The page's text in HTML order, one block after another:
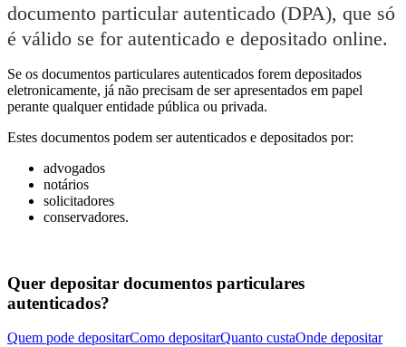
documento particular autenticado (DPA), que só
é válido se for autenticado e depositado online.
Se os documentos particulares autenticados forem depositados
eletronicamente, já não precisam de ser apresentados em papel
perante qualquer entidade pública ou privada.
Estes documentos podem ser autenticados e depositados por:
advogados
notários
solicitadores
conservadores.
Quer depositar documentos particulares
autenticados?
Quem pode depositarComo depositarQuanto custaOnde depositar